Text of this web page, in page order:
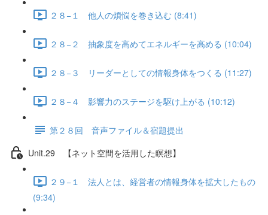
２８−１ 他人の煩悩を巻き込む (8:41)
２８−２ 抽象度を高めてエネルギーを高める (10:04)
２８−３ リーダーとしての情報身体をつくる (11:27)
２８−４ 影響力のステージを駆け上がる (10:12)
第２８回 音声ファイル＆宿題提出
Unit.29 【ネット空間を活用した瞑想】
２９−１ 法人とは、経営者の情報身体を拡大したもの
(9:34)